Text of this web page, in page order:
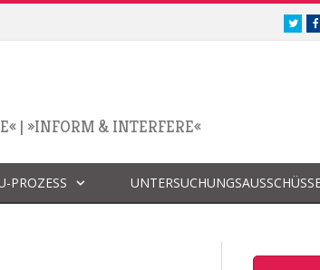
| »INFORM & INTERFERE«
PROZESS